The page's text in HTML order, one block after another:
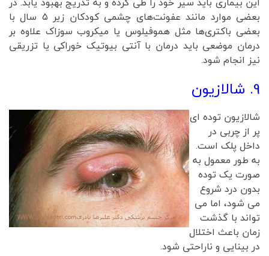
بعضی موارد مانند عفونت‌های چشمی کودکان زیر ۵ سال با
بعضی باکتری‌ها مثل هموفیلوس یا میکروب سوزاک علاوه بر
درمان موضعی باید درمان با آنتی بیوتیک خوراکی یا تزریقی
نیز انجام شود.
9. شالازیون
شالازیون توده ای
پر از چربی در
داخل پلک است.
به طور معمول به
صورت یک توده
بدون درد شروع
می شود، اما می
تواند با گذشت
زمان باعث اختلال
در بینایی و ناراحتی شود.